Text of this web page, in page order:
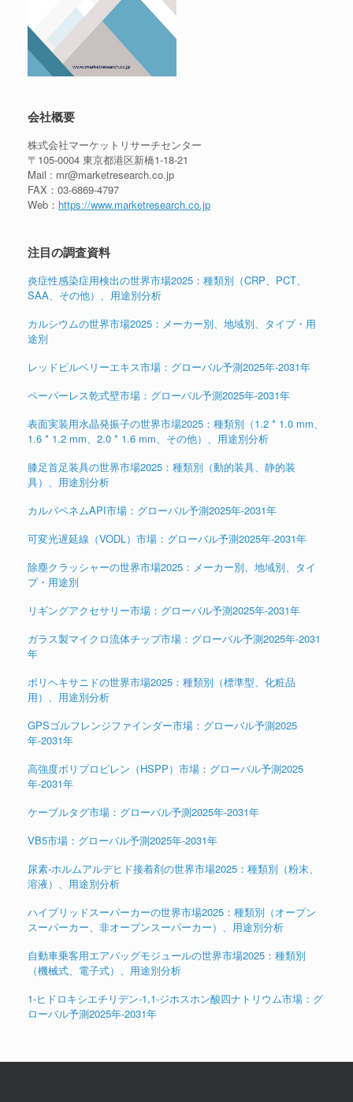
会社概要
株式会社マーケットリサーチセンター
〒105-0004 東京都港区新橋1-18-21
Mail : mr@marketresearch.co.jp
FAX：03-6869-4797
Web： https://www.marketresearch.co.jp
注目の調査資料
炎症性感染症用検出の世界市場2025：種類別（CRP、PCT、
SAA、その他）、用途別分析
カルシウムの世界市場2025：メーカー別、地域別、タイプ・用
途別
レッドビルベリーエキス市場：グローバル予測2025年-2031年
ペーパーレス乾式壁市場：グローバル予測2025年-2031年
表面実装用水晶発振子の世界市場2025：種類別（1.2 * 1.0 mm、
1.6 * 1.2 mm、2.0 * 1.6 mm、その他）、用途別分析
膝足首足装具の世界市場2025：種類別（動的装具、静的装
具）、用途別分析
カルバペネムAPI市場：グローバル予測2025年-2031年
可変光遅延線（VODL）市場：グローバル予測2025年-2031年
除塵クラッシャーの世界市場2025：メーカー別、地域別、タイ
プ・用途別
リギングアクセサリー市場：グローバル予測2025年-2031年
ガラス製マイクロ流体チップ市場：グローバル予測2025年-2031
年
ポリヘキサニドの世界市場2025：種類別（標準型、化粧品
用）、用途別分析
GPSゴルフレンジファインダー市場：グローバル予測2025
年-2031年
高強度ポリプロピレン（HSPP）市場：グローバル予測2025
年-2031年
ケーブルタグ市場：グローバル予測2025年-2031年
VB5市場：グローバル予測2025年-2031年
尿素-ホルムアルデヒド接着剤の世界市場2025：種類別（粉末、
溶液）、用途別分析
ハイブリッドスーパーカーの世界市場2025：種類別（オープン
スーパーカー、非オープンスーパーカー）、用途別分析
自動車乗客用エアバッグモジュールの世界市場2025：種類別
（機械式、電子式）、用途別分析
1-ヒドロキシエチリデン-1,1-ジホスホン酸四ナトリウム市場：グ
ローバル予測2025年-2031年